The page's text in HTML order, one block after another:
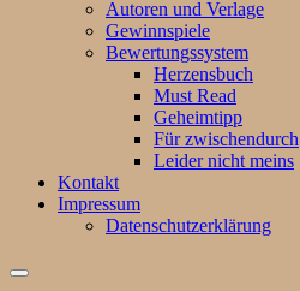
Autoren und Verlage
Gewinnspiele
Bewertungssystem
Herzensbuch
Must Read
Geheimtipp
Für zwischendurch
Leider nicht meins
Kontakt
Impressum
Datenschutzerklärung
Suchfeld